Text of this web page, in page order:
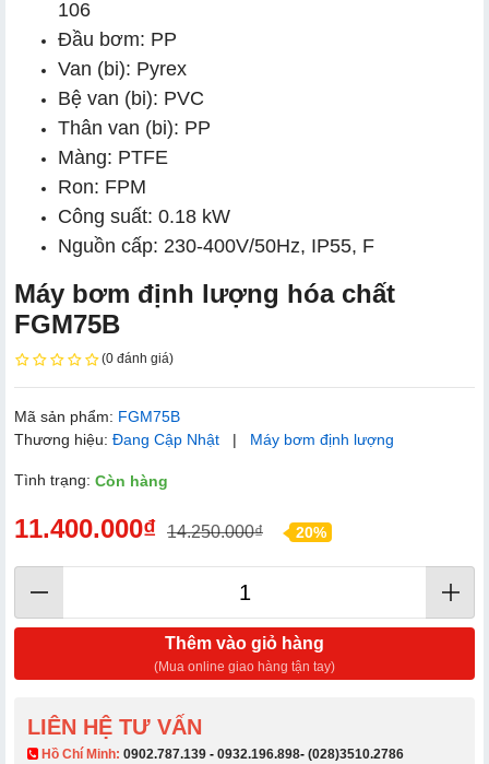
106
Đầu bơm: PP
Van (bi): Pyrex
Bệ van (bi): PVC
Thân van (bi): PP
Màng: PTFE
Ron: FPM
Công suất: 0.18 kW
Nguồn cấp: 230-400V/50Hz, IP55, F
Máy bơm định lượng hóa chất
FGM75B
(0 đánh giá)
Mã sản phẩm: FGM75B
Thương hiệu: Đang Cập Nhật | Máy bơm định lượng
Tình trạng: Còn hàng
11.400.000₫ 14.250.000₫ 20%
Thêm vào giỏ hàng
(Mua online giao hàng tận tay)
LIÊN HỆ TƯ VẤN
​ Hồ Chí Minh: 0902.787.139 - 0932.196.898- (028)3510.2786